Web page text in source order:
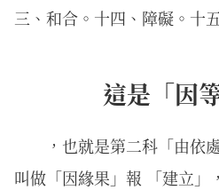
三、和合。十四、障礙。十
這是「因
，也就是第二科「由依
叫做「因緣果」報 「建立」